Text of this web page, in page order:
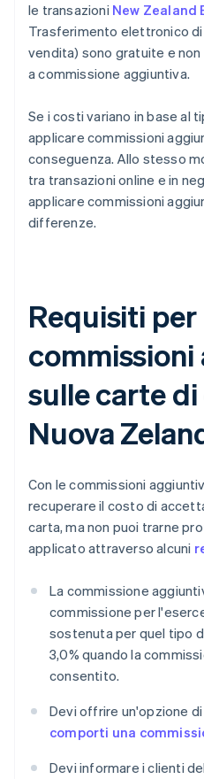
le transazioni New Zealand
Trasferimento elettronico
vendita) sono gratuite e
a commissione aggiuntiva.
Se i costi variano in base al
applicare commissioni
conseguenza. Allo stesso
tra transazioni online e in
applicare commissioni
differenze.
Requisiti per
sulle carte
Nuova
Con le commissioni
recuperare il costo di
carta, ma non puoi trarne
applicato attraverso alcuni
La commissione
commissione per
sostenuta per quel tipo
3,0% quando la
consentito.
Devi offrire un'opzione
comporti una
Devi informare i clienti